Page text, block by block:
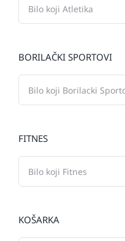
BORILAČKI SPORTOVI
FITNES
KOŠARKA